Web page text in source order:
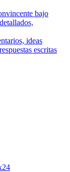
bajo
ideas
escritas